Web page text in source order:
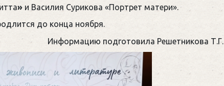
»и Василия Сурикова «Портрет матери».
до конца ноября.
Информацию подготовила Решетникова Т.Г.